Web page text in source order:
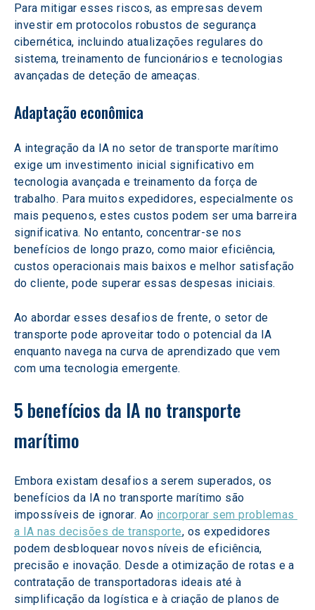
Para mitigar esses riscos, as empresas devem
investir em protocolos robustos de segurança
cibernética, incluindo atualizações regulares do
sistema, treinamento de funcionários e tecnologias
avançadas de deteção de ameaças.
Adaptação econômica
A integração da IA no setor de transporte marítimo
exige um investimento inicial significativo em
tecnologia avançada e treinamento da força de
trabalho. Para muitos expedidores, especialmente os
mais pequenos, estes custos podem ser uma barreira
significativa. No entanto, concentrar-se nos
benefícios de longo prazo, como maior eficiência,
custos operacionais mais baixos e melhor satisfação
do cliente, pode superar essas despesas iniciais.
Ao abordar esses desafios de frente, o setor de
transporte pode aproveitar todo o potencial da IA
enquanto navega na curva de aprendizado que vem
com uma tecnologia emergente.
5 benefícios da IA no transporte
marítimo
Embora existam desafios a serem superados, os
benefícios da IA no transporte marítimo são
impossíveis de ignorar. Ao incorporar sem problemas
a IA nas decisões de transporte, os expedidores
podem desbloquear novos níveis de eficiência,
precisão e inovação. Desde a otimização de rotas e a
contratação de transportadoras ideais até à
simplificação da logística e à criação de planos de